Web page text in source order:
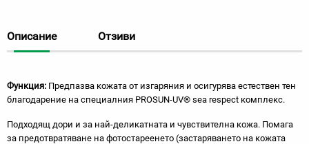
Описание Отзиви
Функция: Предпазва кожата от изгаряния и осигурява естествен тен
благодарение на специалния PROSUN-UV® sea respect комплекс.
Подходящ дори и за най-деликатната и чувствителна кожа. Помага
за предотвратяване на фотостареенето (застаряването на кожата